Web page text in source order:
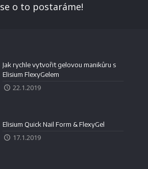
se o to postaráme!
Jak rychle vytvořit gelovou manikůru s
Elisium FlexyGelem
22.1.2019
Elisium Quick Nail Form & FlexyGel
17.1.2019